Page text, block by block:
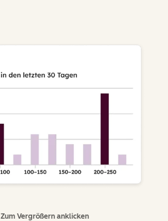
Zum Vergrößern anklicken